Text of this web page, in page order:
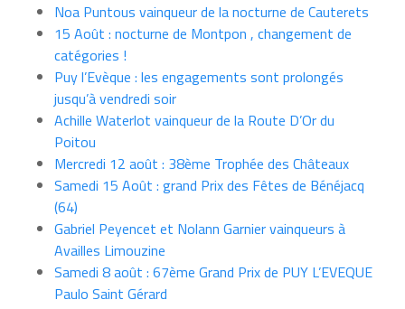
Noa Puntous vainqueur de la nocturne de Cauterets
15 Août : nocturne de Montpon , changement de
catégories !
Puy l’Evèque : les engagements sont prolongés
jusqu’à vendredi soir
Achille Waterlot vainqueur de la Route D’Or du
Poitou
Mercredi 12 août : 38ème Trophée des Châteaux
Samedi 15 Août : grand Prix des Fêtes de Bénéjacq
(64)
Gabriel Peyencet et Nolann Garnier vainqueurs à
Availles Limouzine
Samedi 8 août : 67ème Grand Prix de PUY L’EVEQUE
Paulo Saint Gérard